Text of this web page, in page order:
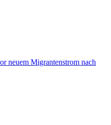
neuem Migrantenstrom nach